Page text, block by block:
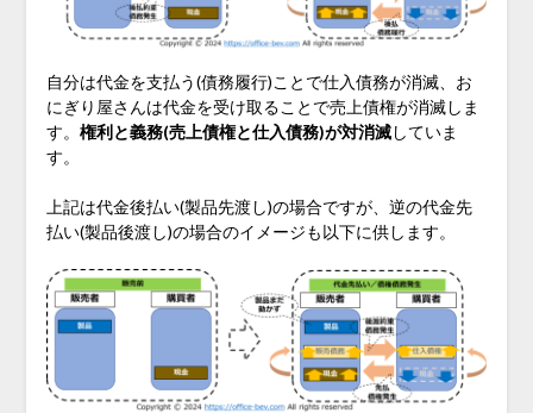
自分は代金を支払う(債務履行)ことで仕入債務が消滅、お
にぎり屋さんは代金を受け取ることで売上債権が消滅しま
す。 権利と義務(売上債権と仕入債務)が対消滅していま
す。
上記は代金後払い(製品先渡し)の場合ですが、逆の代金先
払い(製品後渡し)の場合のイメージも以下に供します。